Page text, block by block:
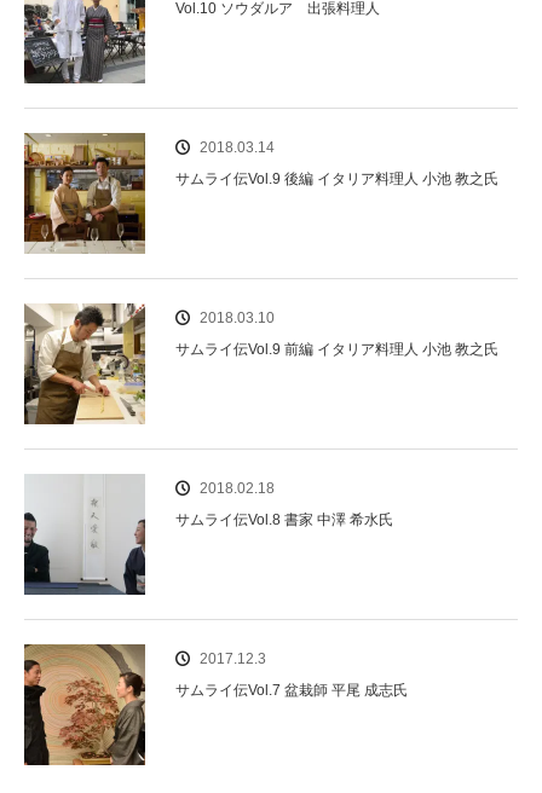
Vol.10 ソウダルア 出張料理人
2018.03.14
サムライ伝Vol.9 後編 イタリア料理人 小池 教之氏
2018.03.10
サムライ伝Vol.9 前編 イタリア料理人 小池 教之氏
2018.02.18
サムライ伝Vol.8 書家 中澤 希水氏
2017.12.3
サムライ伝Vol.7 盆栽師 平尾 成志氏